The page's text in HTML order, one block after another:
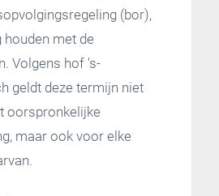
(bor),
met de
Volgens hof 's-
geldt deze termijn niet
oorspronkelijke
maar ook voor elke